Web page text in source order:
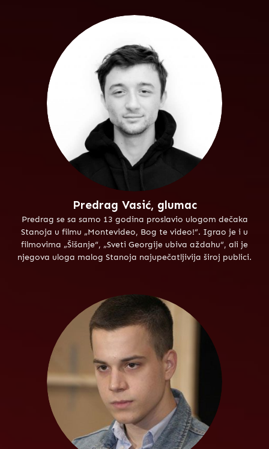
Predrag Vasić, glumac
Predrag se sa samo 13 godina proslavio ulogom dečaka
Stanoja u filmu „Montevideo, Bog te video!“. Igrao je i u
filmovima „Šišanje“, „Sveti Georgije ubiva aždahu“, ali je
njegova uloga malog Stanoja najupečatljivija široj publici.